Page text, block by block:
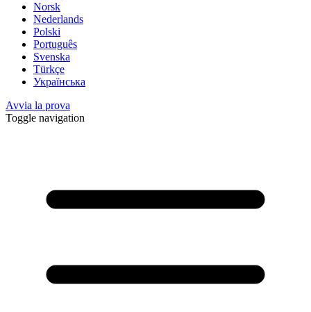
Norsk
Nederlands
Polski
Português
Svenska
Türkçe
Українська
Avvia la prova
Toggle navigation